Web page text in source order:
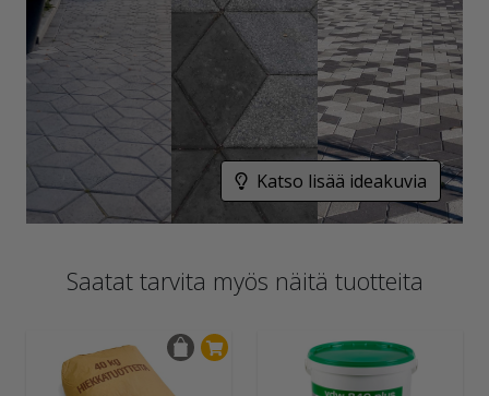
Katso lisää ideakuvia
Saatat tarvita myös näitä tuotteita